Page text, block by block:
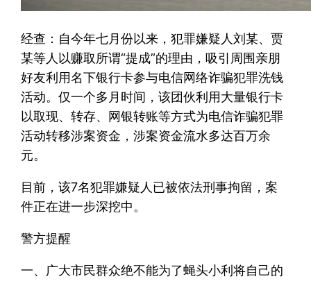
经查：自今年七月份以来，犯罪嫌疑人刘某、贾
某等人以赚取所谓“提成”的理由，吸引周围亲朋
好友利用名下银行卡参与电信网络诈骗犯罪洗钱
活动。仅一个多月时间，该团伙利用大量银行卡
以取现、转存、网银转账等方式为电信诈骗犯罪
活动转移涉案资金，涉案资金流水多达百万余
元。
目前，该7名犯罪嫌疑人已被依法刑事拘留，案
件正在进一步深挖中。
警方提醒
一、广大市民群众绝不能为了蝇头小利将自己的